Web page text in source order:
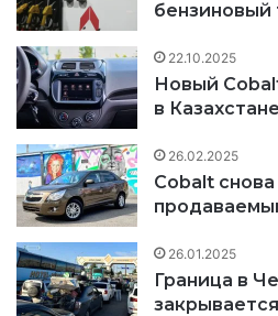
бензиновый
22.10.2025
Новый
в Казахстане
26.02.2025
Cobalt
26.01.2025
Граница в
закрывается